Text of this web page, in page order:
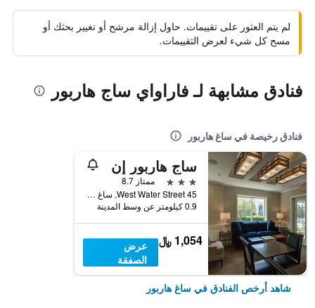
لم يتم العثور على تقييمات. حاول إزالة مرشح أو تغيير بحثك أو
مسح كل شيء لعرض التقييمات.
فنادق مشابهة لـ فاراواي ساج هاربور
فنادق رخيصة في ساغ هاربور
ساج هاربور إن
3 نجوم
ممتاز 8.7
45 West Water Street, ساغ هاربور, NY, الولايات المتحدة الأميريكية
0.9 كيلومتر عن وسط المدينة
1,054 ﷼
عرض
الصفقة
شاهد أرخص الفنادق في ساغ هاربور